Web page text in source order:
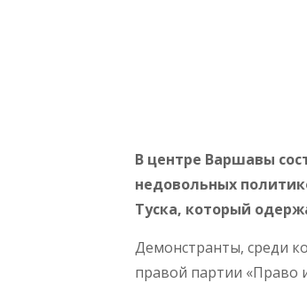
В центре Варшавы
недовольных
Туска, который
Демонстранты, среди
правой партии «Право